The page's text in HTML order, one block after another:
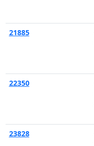
21885
22350
23828